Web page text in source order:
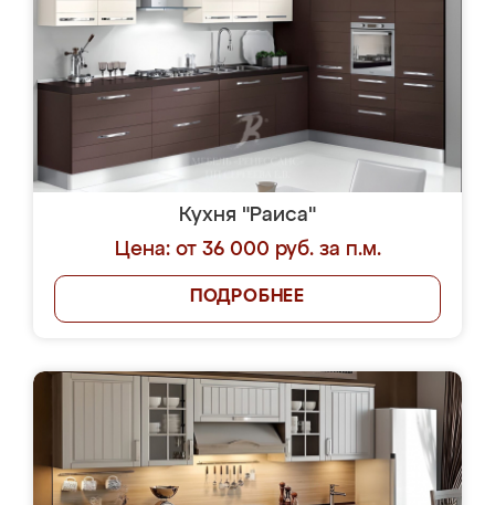
Кухня "Раиса"
Цена: от 36 000 руб. за п.м.
ПОДРОБНЕЕ